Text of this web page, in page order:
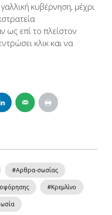
κυβέρνηση, μέχρι
επί το πλείστον
κλικ και να
#Αρθρα-σωσίας
#Κρεμλίνο